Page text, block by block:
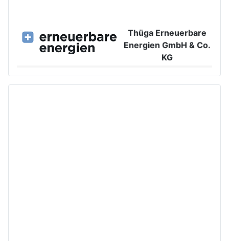
Thüga Erneuerbare
Energien GmbH & Co.
KG
www.ee.thuega.de